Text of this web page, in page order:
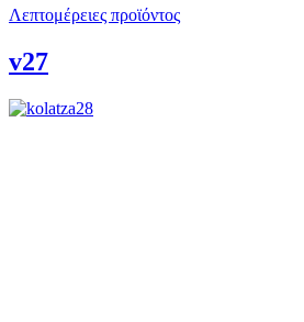
Λεπτομέρειες προϊόντος
v27